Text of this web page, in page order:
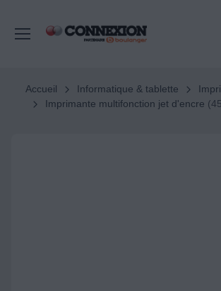
Accueil Informatique & tablette
Imprimante multifonction jet d'encre